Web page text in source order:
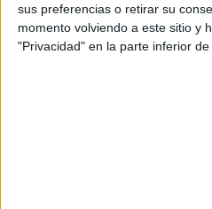
sus preferencias o retirar su
momento volviendo a este sitio y
"Privacidad" en la parte inferior de